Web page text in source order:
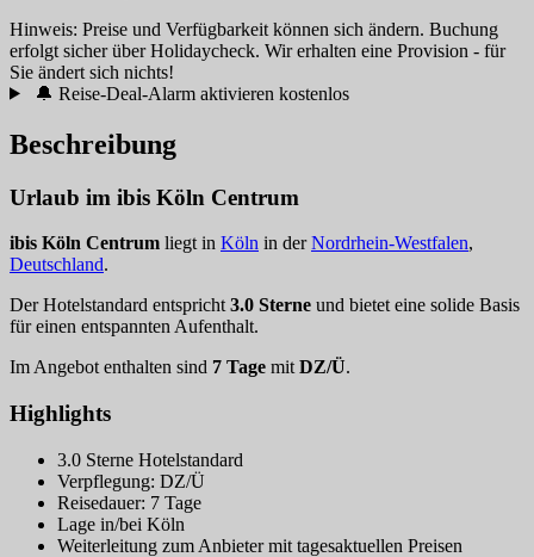
Hinweis: Preise und Verfügbarkeit können sich ändern. Buchung
erfolgt sicher über Holidaycheck. Wir erhalten eine Provision - für
Sie ändert sich nichts!
🔔 Reise-Deal-Alarm aktivieren kostenlos
Beschreibung
Urlaub im ibis Köln Centrum
ibis Köln Centrum liegt in Köln in derNordrhein-Westfalen,
Deutschland.
Der Hotelstandard entspricht 3.0 Sterne und bietet eine solide Basis
für einen entspannten Aufenthalt.
Im Angebot enthalten sind 7 Tage mit DZ/Ü.
Highlights
3.0 Sterne Hotelstandard
Verpflegung: DZ/Ü
Reisedauer: 7 Tage
Lage in/bei Köln
Weiterleitung zum Anbieter mit tagesaktuellen Preisen